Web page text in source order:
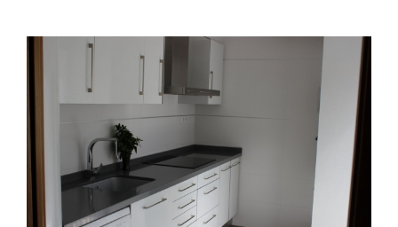
Reforma cocina Plaza Fray Luis Colomer